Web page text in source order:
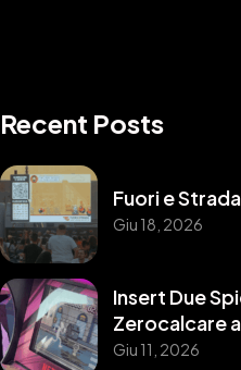
Recent Posts
Fuori e
Giu 18, 2026
Insert Due
Zerocalcare
Giu 11, 2026